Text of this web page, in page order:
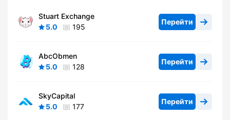
Stuart Exchange
5.0
195
Перейти
AbcObmen
5.0
128
Перейти
SkyCapital
5.0
177
Перейти